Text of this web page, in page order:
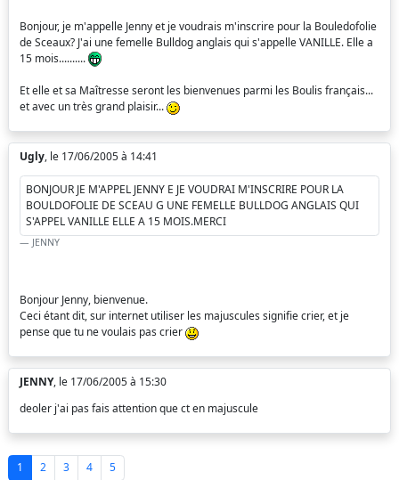
Bonjour, je m'appelle Jenny et je voudrais m'inscrire pour la Bouledofolie
de Sceaux? J'ai une femelle Bulldog anglais qui s'appelle VANILLE. Elle a
15 mois..........
Et elle et sa Maîtresse seront les bienvenues parmi les Boulis français...
et avec un très grand plaisir...
Ugly, le 17/06/2005 à 14:41
BONJOUR JE M'APPEL JENNY E JE VOUDRAI M'INSCRIRE POUR LA
BOULDOFOLIE DE SCEAU G UNE FEMELLE BULLDOG ANGLAIS QUI
S'APPEL VANILLE ELLE A 15 MOIS.MERCI
JENNY
Bonjour Jenny, bienvenue.
Ceci étant dit, sur internet utiliser les majuscules signifie crier, et je
pense que tu ne voulais pas crier
JENNY, le 17/06/2005 à 15:30
deoler j'ai pas fais attention que ct en majuscule
1 2 3 4 5